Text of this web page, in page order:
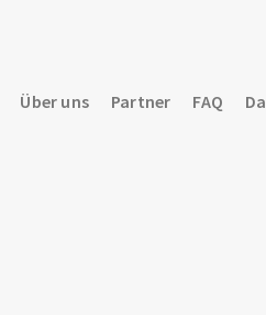
Über uns Partner FAQ